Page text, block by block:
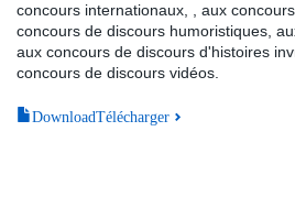
concours internationaux, , aux
concours de discours humoristiques,
aux concours de discours d'histoires
concours de discours vidéos.
DownloadTélécharger